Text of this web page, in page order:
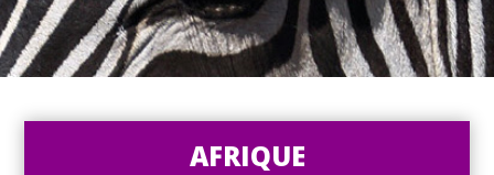
AFRIQUE